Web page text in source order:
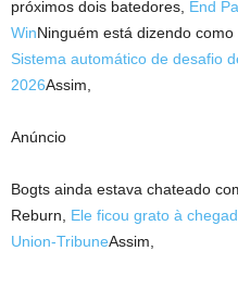
próximos dois batedores, End
WinNinguém está dizendo
Sistema automático de desafio
2026Assim,
Anúncio
Bogts ainda estava chateado
Reburn, Ele ficou grato à
Union-TribuneAssim,